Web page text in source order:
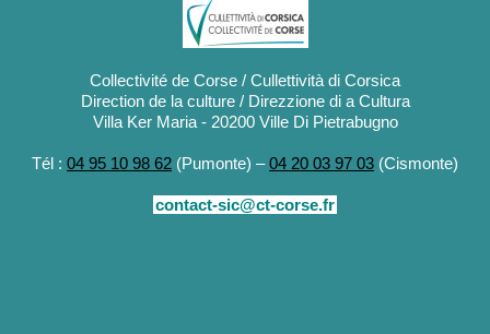
Collectivité de Corse / Cullettività di Corsica
Direction de la culture / Direzzione di a Cultura
Villa Ker Maria - 20200 Ville Di Pietrabugno
Tél : 04 95 10 98 62 (Pumonte) –04 20 03 97 03 (Cismonte)
contact-sic@ct-corse.fr